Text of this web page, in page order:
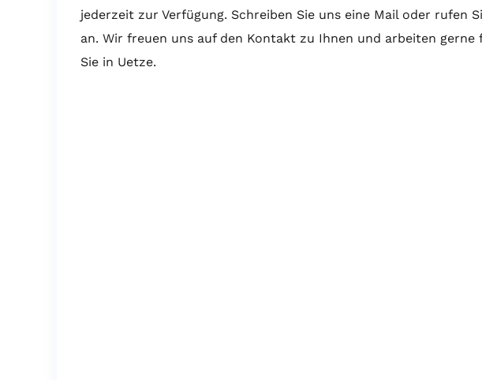
jederzeit zur Verfügung. Schreiben Sie uns eine Mail oder rufen
an. Wir freuen uns auf den Kontakt zu Ihnen und arbeiten gerne
Sie in Uetze.